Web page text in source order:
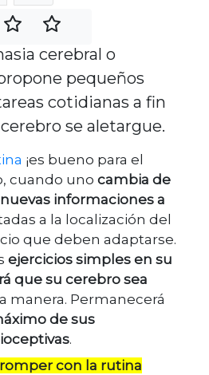
cerebral o
pequeños
cotidianas a fin
se aletargue.
¡es bueno para el
cuando uno cambia de
informaciones a
a la localización del
que deben adaptarse.
ejercicios simples en su
que su cerebro sea
manera. Permanecerá
de sus
.
con la rutina